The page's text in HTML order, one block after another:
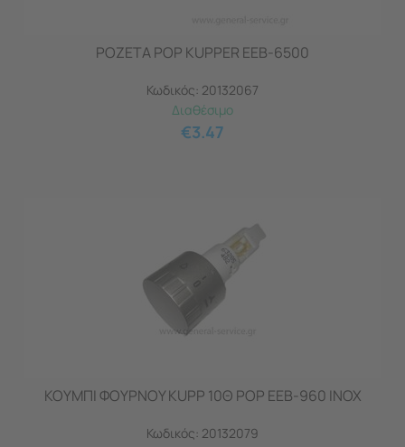
ΡΟΖΕΤΑ POP KUPPER EEB-6500
Κωδικός: 20132067
Διαθέσιμο
€3.47
ΚΟΥΜΠΙ ΦΟΥΡΝΟΥ KUPP 10Θ POP ΕΕΒ-960 INOX
Κωδικός: 20132079